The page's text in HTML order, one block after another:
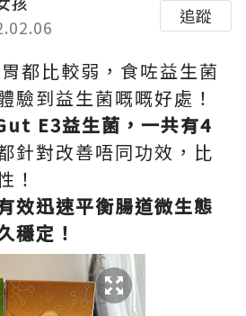
追蹤
都比較弱，食咗益生菌
驗到益生菌嘅嘅好處！
E3益生菌，一共有4
針對改善唔同功效，比
！
效迅速平衡腸道微生態
穩定！